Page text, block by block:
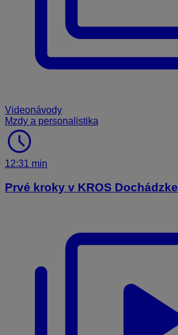
Videonávody
Mzdy a personalistika
schedule
12:31 min
Prvé kroky v KROS Dochádzke